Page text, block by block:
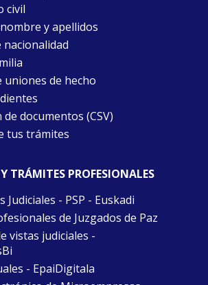
civil
y apellidos
nacionalidad
uniones de hecho
documentos (CSV)
tus trámites
TRÁMITES PROFESIONALES
Judiciales - PSP - Euskadi
de Juzgados de Paz
vistas judiciales -
- EpaiDigitala